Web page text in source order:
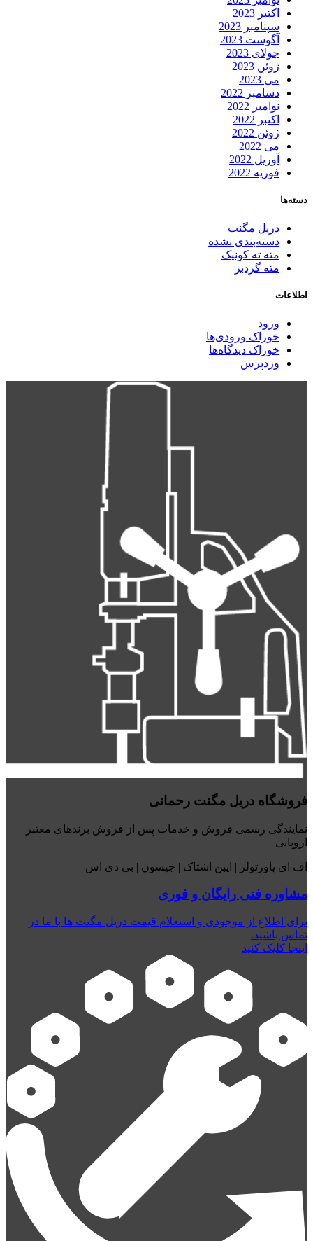
اکتبر 2023
سپتامبر 2023
آگوست 2023
جولای 2023
ژوئن 2023
می 2023
دسامبر 2022
نوامبر 2022
اکتبر 2022
ژوئن 2022
می 2022
آوریل 2022
فوریه 2022
دسته‌ها
دریل مگنت
دسته‌بندی نشده
مته ته کونیک
مته گردبر
اطلاعات
ورود
خوراک ورودی‌ها
خوراک دیدگاه‌ها
وردپرس
فروشگاه دریل مگنت رحمانی
نمایندگی رسمی فروش و خدمات پس از فروش برندهای معتبر
اروپایی
اف ای پاورتولز | ایبن اشتاک | جپسون | بی دی اس
مشاوره فنی رایگان و فوری
برای اطلاع از موجودی و استعلام قیمت دریل مگنت ها با ما در
تماس باشید.
اینجا کلیک کنید